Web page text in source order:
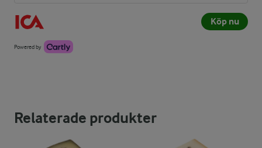
Köp nu
Powered by
Relaterade produkter